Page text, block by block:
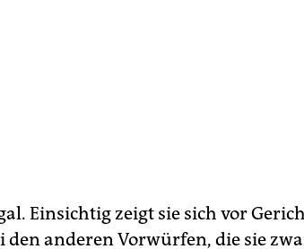
Einsichtig zeigt sie sich vor
den anderen Vorwürfen, die sie